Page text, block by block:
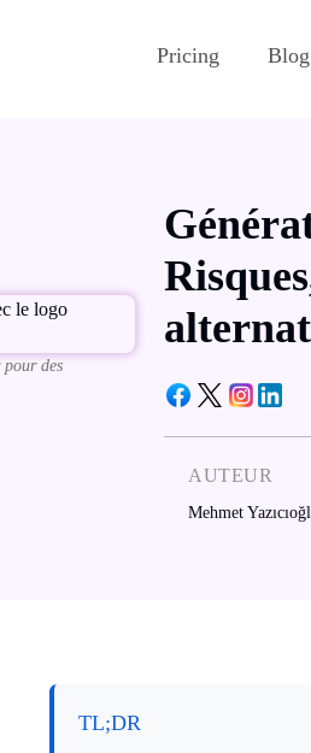
Pricing Blog
pour des
AUTEUR
Mehmet
TL;DR